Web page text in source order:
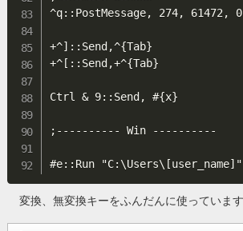
^q::PostMessage, 274, 61472,
+^]::Send,^{Tab}
+^[::Send,+^{Tab}
Ctrl & 9::Send, #{x}
;---------- Win ----------
変換、無変換キーをふんだんに使っています